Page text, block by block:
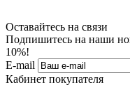
Оставайтесь на связи
Подпишитесь на наши
10%!
E-mail
Кабинет покупателя